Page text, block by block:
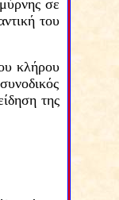
σε
του
κλήρου
της